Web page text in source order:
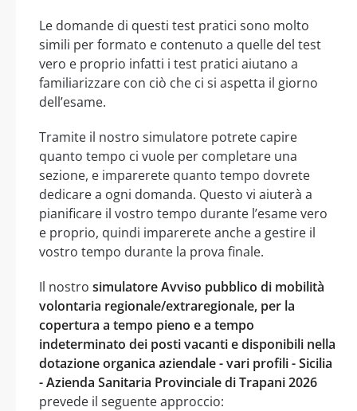
Le domande di questi test pratici sono molto
simili per formato e contenuto a quelle del test
vero e proprio infatti i test pratici aiutano a
familiarizzare con ciò che ci si aspetta il giorno
dell’esame.
Tramite il nostro simulatore potrete capire
quanto tempo ci vuole per completare una
sezione, e imparerete quanto tempo dovrete
dedicare a ogni domanda. Questo vi aiuterà a
pianificare il vostro tempo durante l’esame vero
e proprio, quindi imparerete anche a gestire il
vostro tempo durante la prova finale.
Il nostro simulatore Avviso pubblico di mobilità
volontaria regionale/extraregionale, per la
copertura a tempo pieno e a tempo
indeterminato dei posti vacanti e disponibili nella
dotazione organica aziendale - vari profili - Sicilia
- Azienda Sanitaria Provinciale di Trapani 2026
prevede il seguente approccio: